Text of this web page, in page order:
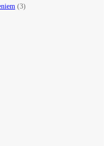
(3)